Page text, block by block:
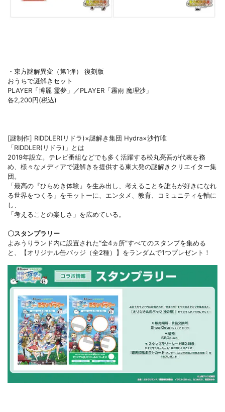
・東方謎解異変（第1弾） 復刻版
おうちで謎解きセット
PLAYER「博麗 霊夢」／PLAYER「霧雨 魔理沙」
各2,200円(税込)
[謎制作] RIDDLER(リドラ)×謎解き集団 Hydra×沙竹唯
「RIDDLER(リドラ)」とは
2019年設立。テレビ番組などでも多く活躍する松丸亮吾が代表を務
め、様々なメディアで謎解きを提供する東大発の謎解きクリエイター集
団。
「最高の『ひらめき体験』を生み出し、考えることを誰もが好きになれ
る世界をつくる」をモットーに、エンタメ、教育、コミュニティを軸に
し、
「考えることの楽しさ」を広めている。
〇スタンプラリー
よみうりランド内に設置された“全4ヵ所”すべてのスタンプを集める
と、【オリジナル缶バッジ（全2種）】をランダムで1つプレゼント！